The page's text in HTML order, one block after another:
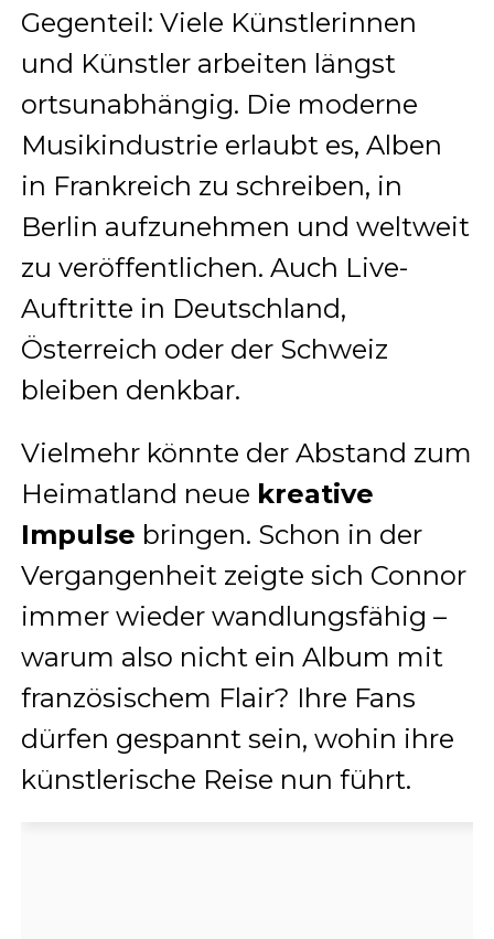
Gegenteil: Viele Künstlerinnen
und Künstler arbeiten längst
ortsunabhängig. Die moderne
Musikindustrie erlaubt es, Alben
in Frankreich zu schreiben, in
Berlin aufzunehmen und weltweit
zu veröffentlichen. Auch Live-
Auftritte in Deutschland,
Österreich oder der Schweiz
bleiben denkbar.
Vielmehr könnte der Abstand zum
Heimatland neue kreative
Impulse bringen. Schon in der
Vergangenheit zeigte sich Connor
immer wieder wandlungsfähig –
warum also nicht ein Album mit
französischem Flair? Ihre Fans
dürfen gespannt sein, wohin ihre
künstlerische Reise nun führt.